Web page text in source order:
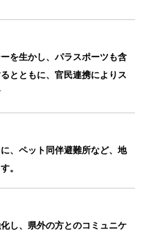
を生かし、パラスポーツも含
とともに、官民連携によりス
、ペット同伴避難所など、地
。
し、県外の方とのコミュニケ